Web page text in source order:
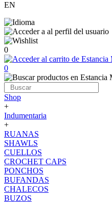
EN
0
0
Shop
+
Indumentaria
+
RUANAS
SHAWLS
CUELLOS
CROCHET CAPS
PONCHOS
BUFANDAS
CHALECOS
BUZOS